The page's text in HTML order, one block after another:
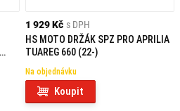
1 929 Kč s DPH
HS MOTO DRŽÁK SPZ PRO APRILIA
TUAREG 660 (22-)
Na objednávku
Koupit